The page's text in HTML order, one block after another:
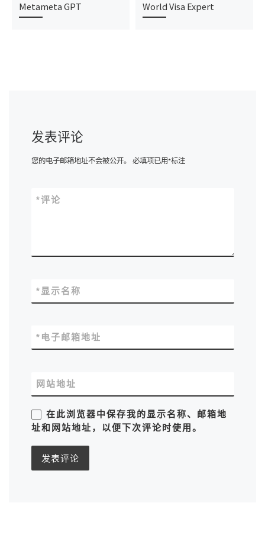
Metameta GPT World Visa Expert
发表评论
您的电子邮箱地址不会被公开。 必填项已用*标注
评论
*
显示名称
*
电子邮箱地址
*
网站地址
在此浏览器中保存我的显示名称、邮箱地
址和网站地址，以便下次评论时使用。